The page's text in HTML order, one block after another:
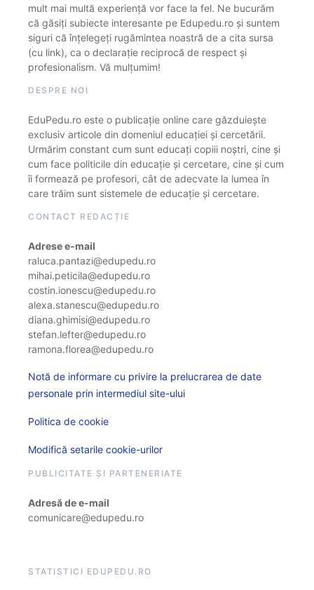
mult mai multă experiență vor face la fel. Ne bucurăm
că găsiți subiecte interesante pe Edupedu.ro și suntem
siguri că înțelegeți rugămintea noastră de a cita sursa
(cu link), ca o declarație reciprocă de respect și
profesionalism. Vă mulțumim!
DESPRE NOI
EduPedu.ro este o publicație online care găzduiește
exclusiv articole din domeniul educației și cercetării.
Urmărim constant cum sunt educați copiii noștri, cine și
cum face politicile din educație și cercetare, cine și cum
îi formează pe profesori, cât de adecvate la lumea în
care trăim sunt sistemele de educație și cercetare.
CONTACT REDACȚIE
Adrese e-mail
raluca.pantazi@edupedu.ro
mihai.peticila@edupedu.ro
costin.ionescu@edupedu.ro
alexa.stanescu@edupedu.ro
diana.ghimisi@edupedu.ro
stefan.lefter@edupedu.ro
ramona.florea@edupedu.ro
Notă de informare cu privire la prelucrarea de date
personale prin intermediul site-ului
Politica de cookie
Modifică setarile cookie-urilor
PUBLICITATE ȘI PARTENERIATE
Adresă de e-mail
comunicare@edupedu.ro
STATISTICI EDUPEDU.RO